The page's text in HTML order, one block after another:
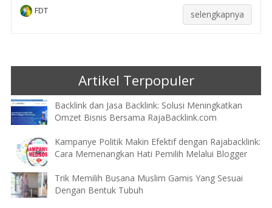
FDT
selengkapnya
Artikel Terpopuler
Backlink dan Jasa Backlink: Solusi Meningkatkan
Omzet Bisnis Bersama RajaBacklink.com
Kampanye Politik Makin Efektif dengan Rajabacklink:
Cara Memenangkan Hati Pemilih Melalui Blogger
Trik Memilih Busana Muslim Gamis Yang Sesuai
Dengan Bentuk Tubuh